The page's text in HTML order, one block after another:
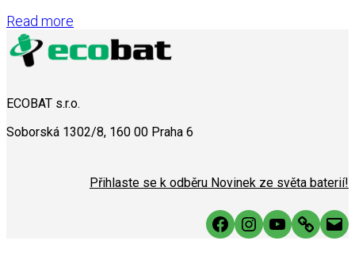
Read more
ECOBAT s.r.o.
Soborská 1302/8, 160 00 Praha 6
Přihlaste se k odběru Novinek ze světa baterií!
Facebook
Instagram
YouTube
Link